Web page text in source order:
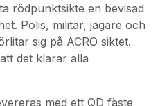
rödpunktsikte en bevisad
Polis, militär, jägare och
sig på ACRO siktet.
det klarar alla
med ett QD fäste